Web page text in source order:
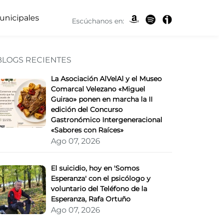
Escúchanos en:
y la IV
RECIENTES
La Asociación AlVelAl y el Museo
Comarcal Velezano «Miguel
Guirao» ponen en marcha la II
edición del Concurso
Gastronómico Intergeneracional
«Sabores con Raíces»
Ago 07, 2026
El suicidio, hoy en 'Somos
Esperanza' con el psicólogo y
voluntario del Teléfono de la
Esperanza, Rafa Ortuño
Ago 07, 2026